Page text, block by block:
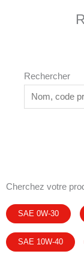
Rechercher
Cherchez votre
SAE 0W-30
SAE 10W-40